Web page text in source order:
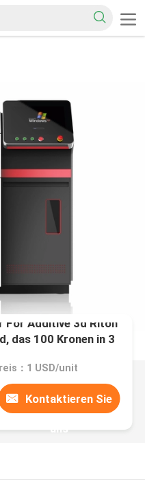
For Additive 3d Riton
das 100 Kronen in 3
：1 USD/unit
Kontaktieren Sie
uns